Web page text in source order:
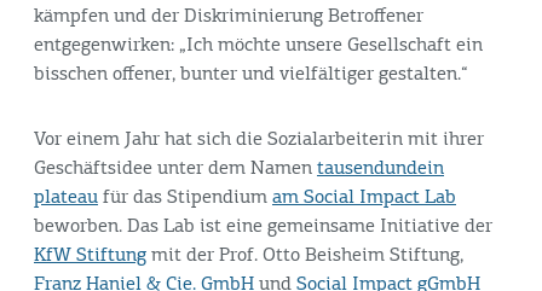
kämpfen und der Diskriminierung Betroffener
entgegenwirken: „Ich möchte unsere Gesellschaft ein
bisschen offener, bunter und vielfältiger gestalten.“
Vor einem Jahr hat sich die Sozialarbeiterin mit ihrer
Geschäftsidee unter dem Namen tausendundein
plateau für das Stipendium am Social Impact Lab
beworben. Das Lab ist eine gemeinsame Initiative der
KfW Stiftung mit der Prof. Otto Beisheim Stiftung,
Franz Haniel & Cie. GmbH und Social Impact gGmbH